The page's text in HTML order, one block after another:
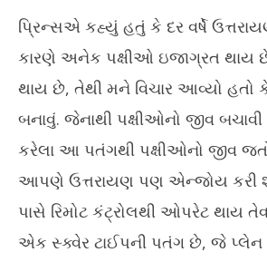
પ્રિન્સએ કહ્યું હતું કે દર વર્ષે
કારણે અનેક પક્ષીઓ ઇજાગ્રત
થાય છે, તેથી મને વિચાર આવ્યો
બનાવું. જેનાથી પક્ષીઓનો જીવ
કરેલા આ પતંગથી પક્ષીઓનો જીવ
આપણે ઉત્તરાયણ પણ એન્જોય કરી
પાસે રિમોટ કંટ્રોલથી ઓપરેટ થાય
એક સ્ક્વેર ટાઈપની પતંગ છે, જે પ્લેન